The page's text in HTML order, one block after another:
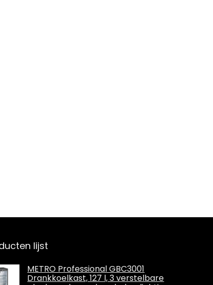
lijst
METRO Professional GBC3001
Drankkoelkast, 127 l, 3 verstelbare